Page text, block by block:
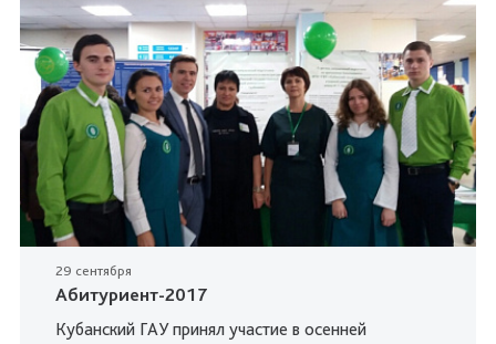
29 сентября
Абитуриент-2017
Кубанский ГАУ принял участие в осенней